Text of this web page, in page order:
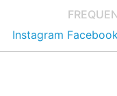
Instagram